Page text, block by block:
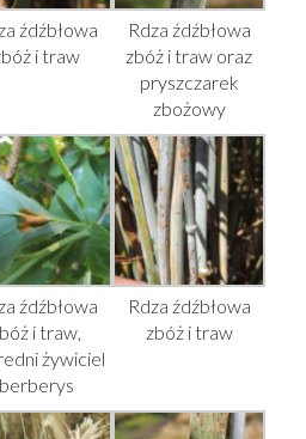
źdźbłowa
i traw
Rdza źdźbłowa
zbóż i traw oraz
pryszczarek
zbożowy
źdźbłowa
i traw,
żywiciel
berberys
Rdza źdźbłowa
zbóż i traw